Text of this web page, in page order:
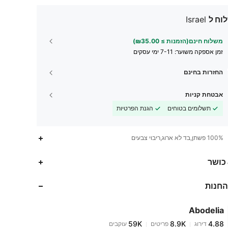
ל Israel
משלוח חינם(הזמנות ≥ ₪35.00)
זמן אספקה ​​משוער: 7-11 ימי עסקים
החזרות בחינם
אבטחת קניות
תשלומים בטוחים
הגנת הפרטיות
100% פשתן,בד לא ארוג,ריבוי צבעים
כושר
Abodelia
4.88
4.88
a***1 שילםלפני יום אחד